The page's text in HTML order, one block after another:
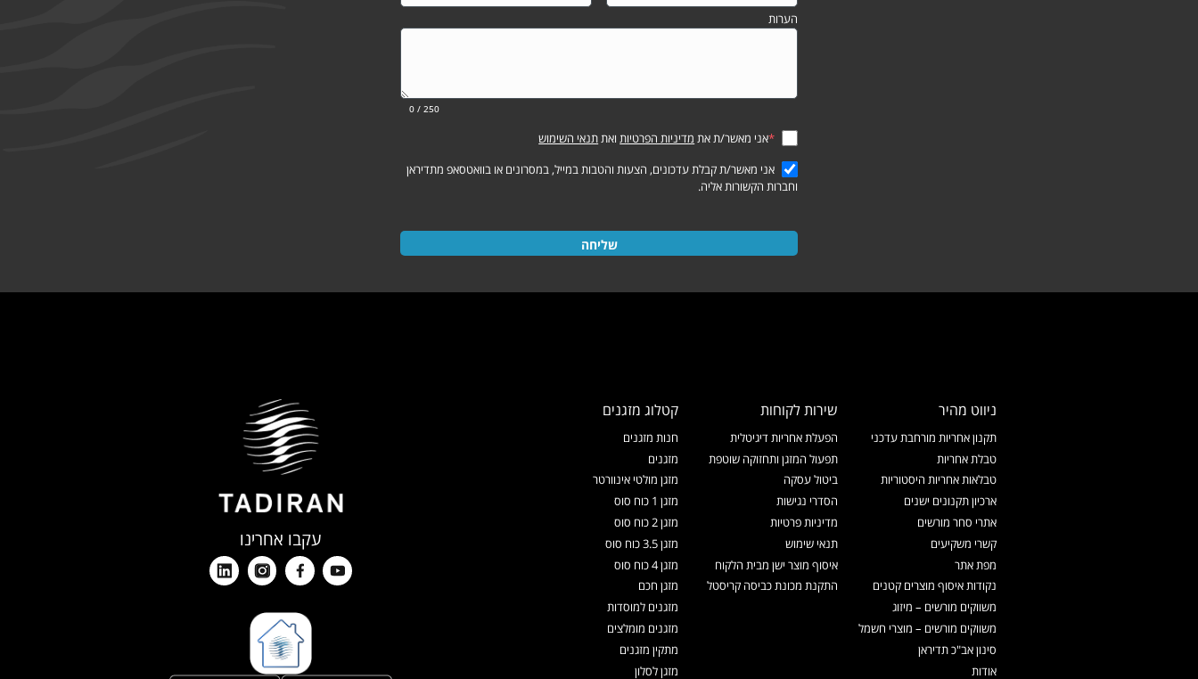
הערות
0 / 250
*אני מאשר/ת את מדיניות הפרטיות ואתתנאי השימוש
אני מאשר/ת קבלת עדכונים, הצעות והטבות במייל, במסרונים או בוואטסאפ מתדיראן
וחברות הקשורות אליה.
שליחה
ניווט מהיר
תקנון אחריות מורחבת עדכני
טבלת אחריות
טבלאות אחריות היסטוריות
ארכיון תקנונים ישנים
אתרי סחר מורשים
קשרי משקיעים
מפת אתר
נקודות איסוף מוצרים קטנים
משווקים מורשים – מיזוג
משווקים מורשים – מוצרי חשמל
סינון אב"כ תדיראן
אודות
שירות לקוחות
הפעלת אחריות דיגיטלית
תפעול המזגן ותחזוקה שוטפת
ביטול עסקה
הסדרי נגישות
מדיניות פרטיות
תנאי שימוש
איסוף מוצר ישן מבית הלקוח
התקנת מכונת כביסה קריסטל
קטלוג מזגנים
חנות מזגנים
מזגנים
מזגן מולטי אינוורטר
מזגן 1 כוח סוס
מזגן 2 כוח סוס
מזגן 3.5 כוח סוס
מזגן 4 כוח סוס
מזגן חכם
מזגנים למוסדות
מזגנים מומלצים
מתקין מזגנים
מזגן לסלון
עקבו אחרינו